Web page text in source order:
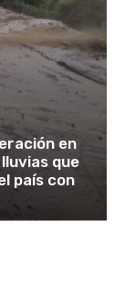
en
que
país con